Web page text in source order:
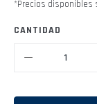
*Precios disponibles
CANTIDAD